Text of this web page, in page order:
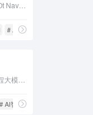
Raccoon - Another Comprehensive CO-pilOt Navigator ｜ Raccoon是基于商汤自研大语言模型的智能助手，包含代码助手、办公助手，满足用户代码编写、数据分析、编程学习等各类需求。
# AI代码生成
# AI智能编程助手